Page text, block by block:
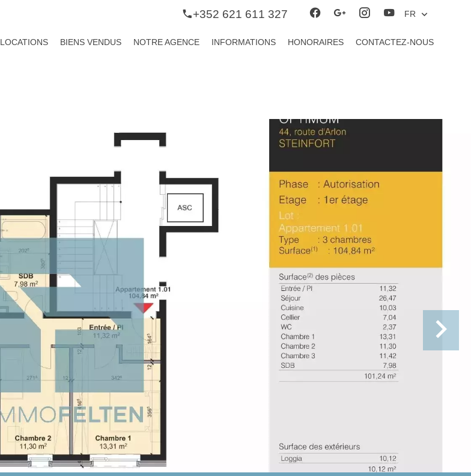
+352 621 611 327 FR
LOCATIONS BIENS VENDUS NOTRE AGENCE INFORMATIONS HONORAIRES CONTACTEZ-NOUS